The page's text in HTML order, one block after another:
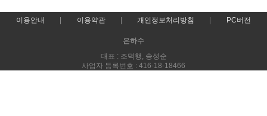
이용안내 이용약관 개인정보처리방침 PC버전
은하수
대표 : 조덕행, 송성순
사업자 등록번호 : 416-18-18466